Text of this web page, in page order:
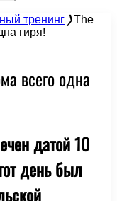
тренинг ❭The
гиря!
всего одна
датой 10
день был